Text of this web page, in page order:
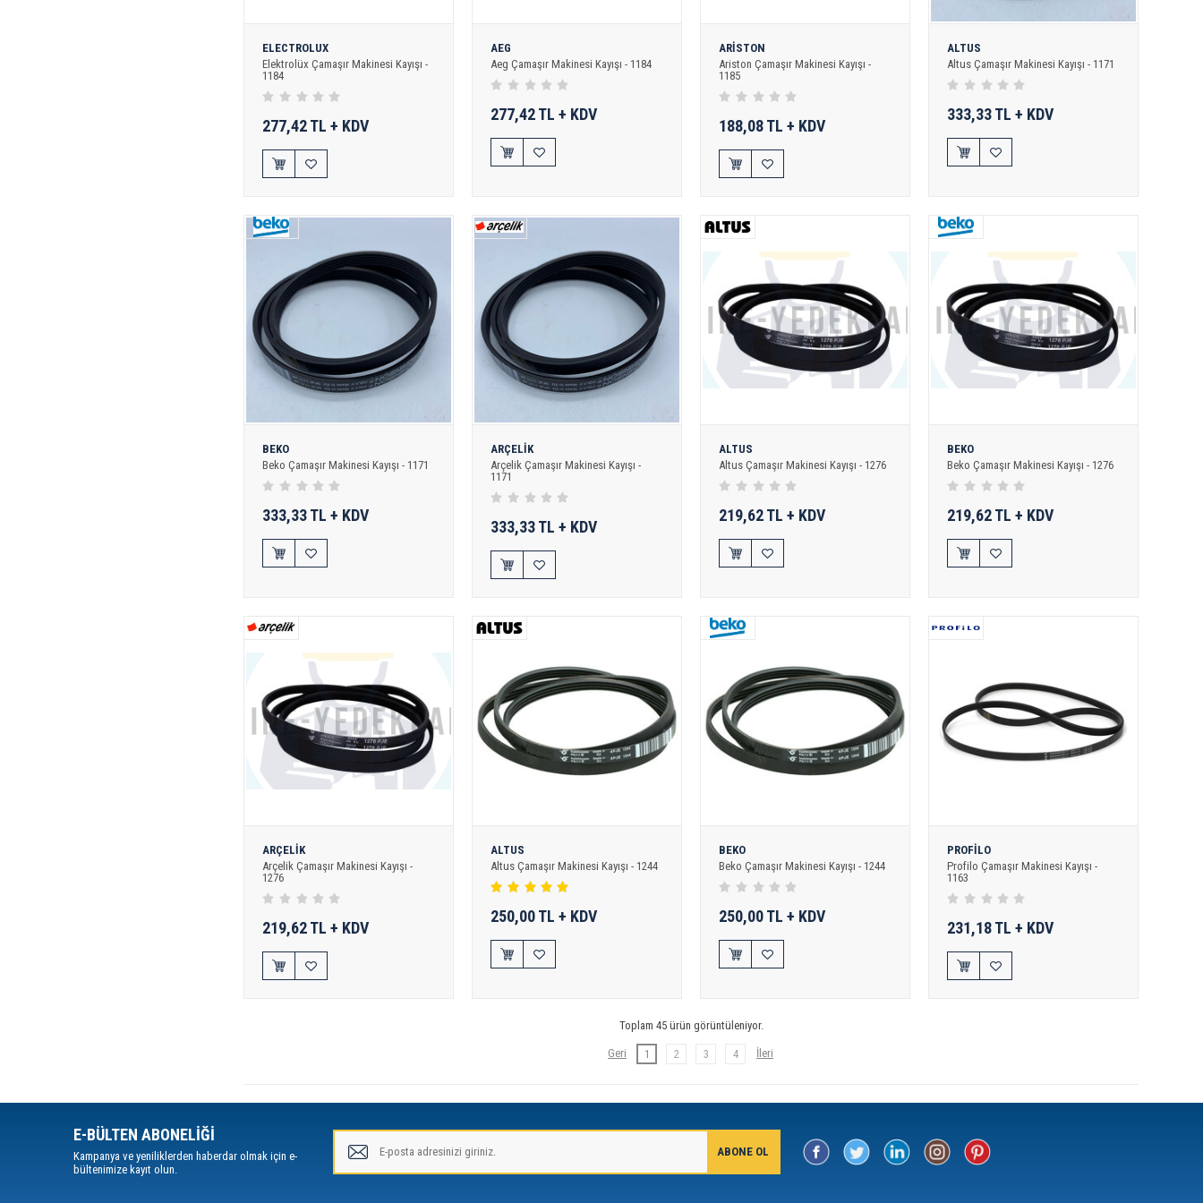
ELECTROLUX
Elektrolüx Çamaşır Makinesi Kayışı -
1184
277,42 TL + KDV
AEG
Aeg Çamaşır Makinesi Kayışı - 1184
277,42 TL + KDV
ARİSTON
Ariston Çamaşır Makinesi Kayışı -
1185
188,08 TL + KDV
ALTUS
Altus Çamaşır Makinesi Kayışı - 1171
333,33 TL + KDV
BEKO
Beko Çamaşır Makinesi Kayışı - 1171
333,33 TL + KDV
ARÇELİK
Arçelik Çamaşır Makinesi Kayışı -
1171
333,33 TL + KDV
ALTUS
Altus Çamaşır Makinesi Kayışı - 1276
219,62 TL + KDV
BEKO
Beko Çamaşır Makinesi Kayışı - 1276
219,62 TL + KDV
ARÇELİK
Arçelik Çamaşır Makinesi Kayışı -
1276
219,62 TL + KDV
ALTUS
Altus Çamaşır Makinesi Kayışı - 1244
250,00 TL + KDV
BEKO
Beko Çamaşır Makinesi Kayışı - 1244
250,00 TL + KDV
PROFİLO
Profilo Çamaşır Makinesi Kayışı -
1163
231,18 TL + KDV
Toplam 45 ürün görüntüleniyor.
1 2 3 4
E-BÜLTEN ABONELİĞİ
Kampanya ve yeniliklerden haberdar olmak için e-
bültenimize kayıt olun.